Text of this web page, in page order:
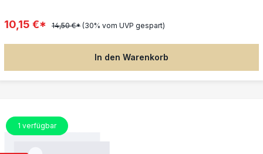
10,15 €* 14,50 €* (30% vom UVP gespart)
In den Warenkorb
1 verfügbar